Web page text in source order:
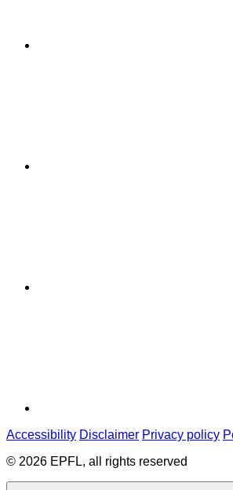
Accessibility Disclaimer Privacy policy
© 2026 EPFL, all rights reserved